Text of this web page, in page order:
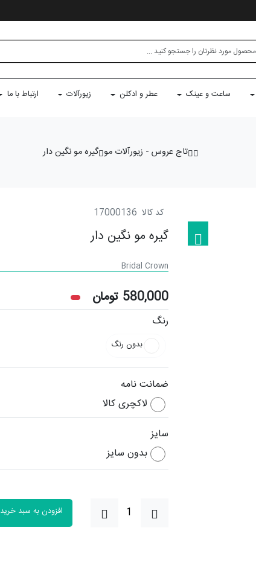
ساعت و عینک عطر و ادکلن زیورآلات ارتباط با ما
تاج عروس - زیورآلات مو گیره مو نگین دار
کد کالا 17000136
گیره مو نگین دار
Bridal Crown
580,000 تومان
رنگ
بدون رنگ
ضمانت نامه
لاکچری کالا
سایز
بدون سایز
افزودن به سبد خرید